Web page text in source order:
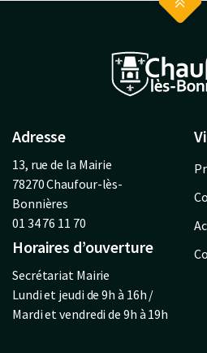
Adresse
13, rue de la Mairie
78270 Chaufour-lès-
Bonnières
01 34 76 11 70
Horaires d’ouverture
Secrétariat Mairie
Lundi et jeudi de 9h à 16h /
Mardi et vendredi de 9h à 19h